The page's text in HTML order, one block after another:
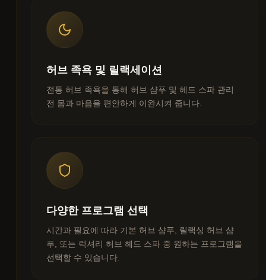
허브 족욕 및 릴랙세이션
전통 허브 족욕을 통해 허브 샴푸 및 헤드 스파 관리
전 몸과 마음을 편안하게 이완시켜 줍니다.
다양한 프로그램 선택
시간과 필요에 따라 기본 허브 샴푸, 릴랙싱 허브 샴
푸, 또는 럭셔리 허브 헤드 스파 중 원하는 프로그램을
선택할 수 있습니다.